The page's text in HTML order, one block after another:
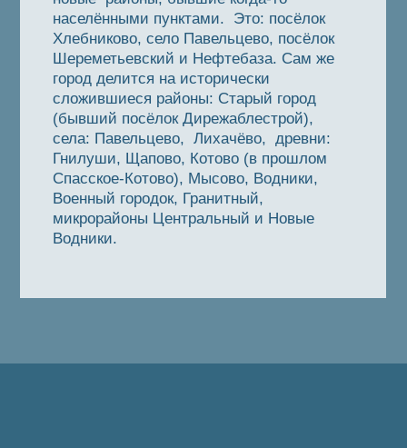
населёнными пунктами. Это: посёлок
Хлебниково, село Павельцево, посёлок
Шереметьевский и Нефтебаза. Сам же
город делится на исторически
сложившиеся районы: Старый город
(бывший посёлок Дирежаблестрой),
села: Павельцево, Лихачёво, древни:
Гнилуши, Щапово, Котово (в прошлом
Спасское-Котово), Мысово, Водники,
Военный городок, Гранитный,
микрорайоны Центральный и Новые
Водники.